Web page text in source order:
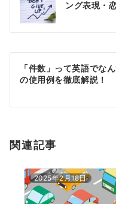
ン
ング表現・
「件数」って英語でな
の使用例を徹底解説！
関連記事
2025年2月18日